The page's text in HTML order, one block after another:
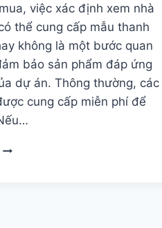
việc xác định xem nhà
thể cung cấp mẫu thanh
không là một bước quan
bảo sản phẩm đáp ứng
dự án. Thông thường, các
cung cấp miễn phí để